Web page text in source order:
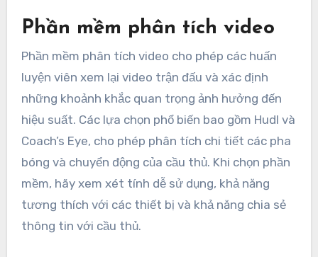
Phần mềm phân tích video
Phần mềm phân tích video cho phép các huấn
luyện viên xem lại video trận đấu và xác định
những khoảnh khắc quan trọng ảnh hưởng đến
hiệu suất. Các lựa chọn phổ biến bao gồm Hudl và
Coach’s Eye, cho phép phân tích chi tiết các pha
bóng và chuyển động của cầu thủ. Khi chọn phần
mềm, hãy xem xét tính dễ sử dụng, khả năng
tương thích với các thiết bị và khả năng chia sẻ
thông tin với cầu thủ.